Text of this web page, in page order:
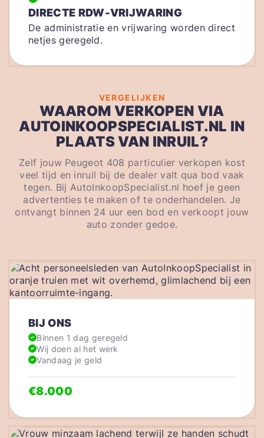
DIRECTE RDW-VRIJWARING
De administratie en vrijwaring worden direct
netjes geregeld.
VERGELIJKEN
WAAROM VERKOPEN VIA
AUTOINKOOPSPECIALIST.NL IN
PLAATS VAN INRUIL?
Zelf jouw Peugeot 408 particulier verkopen kost
veel tijd en inruil bij de dealer valt qua bod vaak
tegen. Bij AutoInkoopSpecialist.nl hoef je geen
advertenties te maken of te onderhandelen. Je
ontvangt binnen 24 uur een bod en verkoopt jouw
auto zonder gedoe.
BIJ ONS
Binnen 1 dag geregeld
Wij doen al het werk
Vandaag je geld
€8.000